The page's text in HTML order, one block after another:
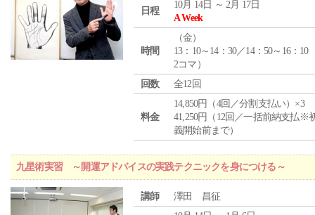
日程
10月 14日 ～ 2月 17日
A Week
時間
（金）
13：10～14：30／14：50～16：10
2コマ）
回数
全12回
料金
14,850円（4回／分割支払い）×3
41,250円（12回／一括前納支払※
義開始前まで）
九星術実習 ～開運アドバイスの実践テクニックを身につける～
講師 澤田 昌征